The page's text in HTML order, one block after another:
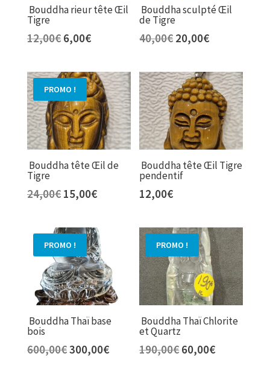
Bouddha rieur tête Œil
Tigre
12,00€ Le
initial
était :
12,00€.
6,00€Le
actuel
est :
6,00€.
Bouddha sculpté Œil
de Tigre
40,00€ Le
initial
était :
40,00€.
20,00€Le
actuel
est :
20,00€.
PROMO !
Bouddha tête Œil de
Tigre
24,00€ Le
initial
était :
24,00€.
15,00€Le
actuel
est :
15,00€.
Bouddha tête Œil Tigre
pendentif
12,00€
PROMO !
Bouddha Thaï base
bois
600,00€Le
300,00€Le
PROMO !
Bouddha Thaï Chlorite
et Quartz
190,00€ Le
60,00€Le